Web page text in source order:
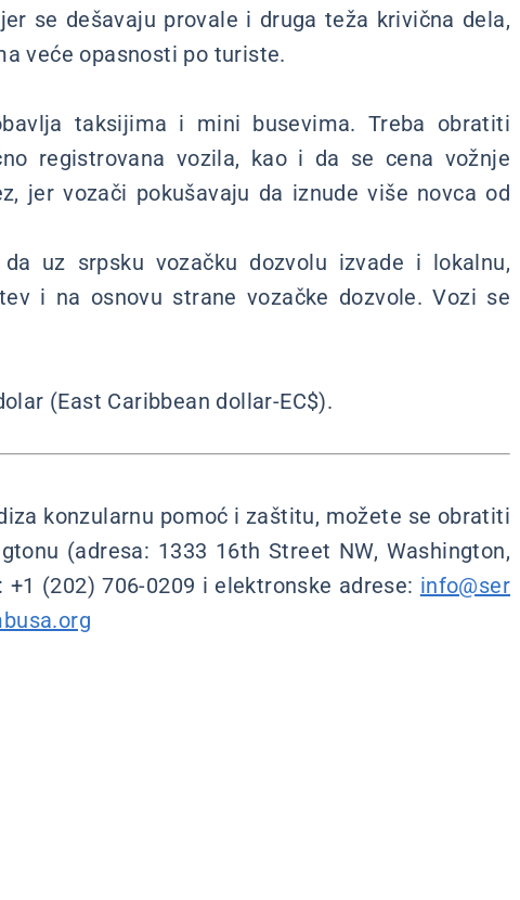
se dešavaju provale i druga teža krivična dela,
veće opasnosti po turiste.
taksijima i mini busevima. Treba obratiti
registrovana vozila, kao i da se cena vožnje
jer vozači pokušavaju da iznude više novca od
uz srpsku vozačku dozvolu izvade i lokalnu,
i na osnovu strane vozačke dozvole. Vozi se
(East Caribbean dollar-EC$).
konzularnu pomoć i zaštitu, možete se obratiti
(adresa: 1333 16th Street NW, Washington,
(202) 706-0209 i elektronske adrese: info@ser